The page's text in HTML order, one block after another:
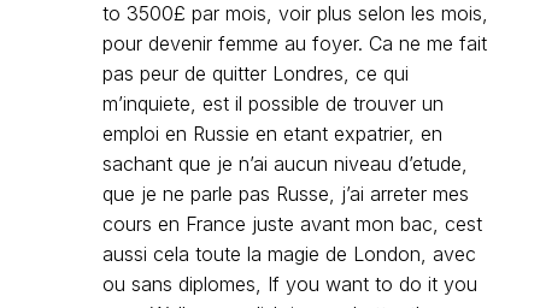
to 3500£ par mois, voir plus selon les mois,
pour devenir femme au foyer. Ca ne me fait
pas peur de quitter Londres, ce qui
m’inquiete, est il possible de trouver un
emploi en Russie en etant expatrier, en
sachant que je n’ai aucun niveau d’etude,
que je ne parle pas Russe, j’ai arreter mes
cours en France juste avant mon bac, cest
aussi cela toute la magie de London, avec
ou sans diplomes, If you want to do it you